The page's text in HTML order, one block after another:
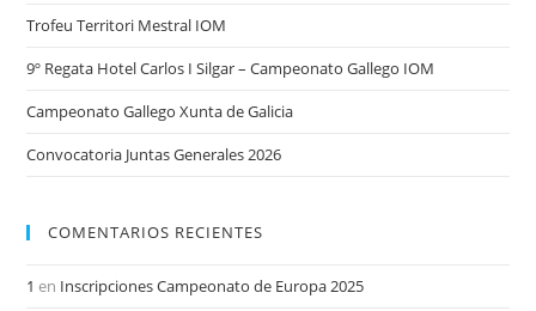
Trofeu Territori Mestral IOM
9º Regata Hotel Carlos I Silgar – Campeonato Gallego IOM
Campeonato Gallego Xunta de Galicia
Convocatoria Juntas Generales 2026
COMENTARIOS RECIENTES
1 en Inscripciones Campeonato de Europa 2025